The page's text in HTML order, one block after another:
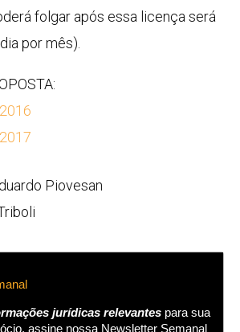
folgar após essa licença será
por mês).
Piovesan
jurídicas relevantes para sua
assine nossa Newsletter Semanal